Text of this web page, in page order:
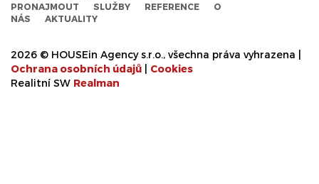
PRONAJMOUT
SLUŽBY REFERENCE
O
NÁS
AKTUALITY
2026 © HOUSEin Agency s.r.o., všechna práva vyhrazena |
Ochrana osobních údajů
Cookies
Realitní SW Realman